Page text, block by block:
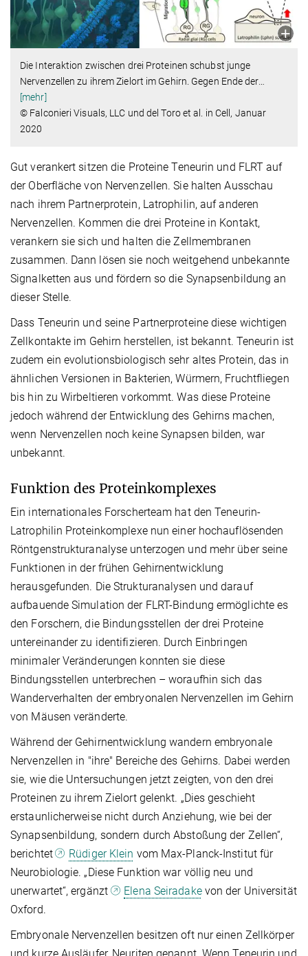
Die Interaktion zwischen drei Proteinen schubst junge
Nervenzellen zu ihrem Zielort im Gehirn. Gegen Ende der…
[mehr]
© Falconieri Visuals, LLC und del Toro et al. in Cell, Januar
2020
Gut verankert sitzen die Proteine Teneurin und FLRT auf
der Oberfläche von Nervenzellen. Sie halten Ausschau
nach ihrem Partnerprotein, Latrophilin, auf anderen
Nervenzellen. Kommen die drei Proteine in Kontakt,
verankern sie sich und halten die Zellmembranen
zusammen. Dann lösen sie noch weitgehend unbekannte
Signalketten aus und fördern so die Synapsenbildung an
dieser Stelle.
Dass Teneurin und seine Partnerproteine diese wichtigen
Zellkontakte im Gehirn herstellen, ist bekannt. Teneurin ist
zudem ein evolutionsbiologisch sehr altes Protein, das in
ähnlichen Versionen in Bakterien, Würmern, Fruchtfliegen
bis hin zu Wirbeltieren vorkommt. Was diese Proteine
jedoch während der Entwicklung des Gehirns machen,
wenn Nervenzellen noch keine Synapsen bilden, war
unbekannt.
Funktion des Proteinkomplexes
Ein internationales Forscherteam hat den Teneurin-
Latrophilin Proteinkomplexe nun einer hochauflösenden
Röntgenstrukturanalyse unterzogen und mehr über seine
Funktionen in der frühen Gehirnentwicklung
herausgefunden. Die Strukturanalysen und darauf
aufbauende Simulation der FLRT-Bindung ermöglichte es
den Forschern, die Bindungsstellen der drei Proteine
untereinander zu identifizieren. Durch Einbringen
minimaler Veränderungen konnten sie diese
Bindungsstellen unterbrechen – woraufhin sich das
Wanderverhalten der embryonalen Nervenzellen im Gehirn
von Mäusen veränderte.
Während der Gehirnentwicklung wandern embryonale
Nervenzellen in "ihre" Bereiche des Gehirns. Dabei werden
sie, wie die Untersuchungen jetzt zeigten, von den drei
Proteinen zu ihrem Zielort gelenkt. „Dies geschieht
erstaunlicherweise nicht durch Anziehung, wie bei der
Synapsenbildung, sondern durch Abstoßung der Zellen“,
berichtet
Rüdiger Klein vom Max-Planck-Institut für
Neurobiologie. „Diese Funktion war völlig neu und
unerwartet“, ergänzt
Elena Seiradakevon der Universität
Oxford.
Embryonale Nervenzellen besitzen oft nur einen Zellkörper